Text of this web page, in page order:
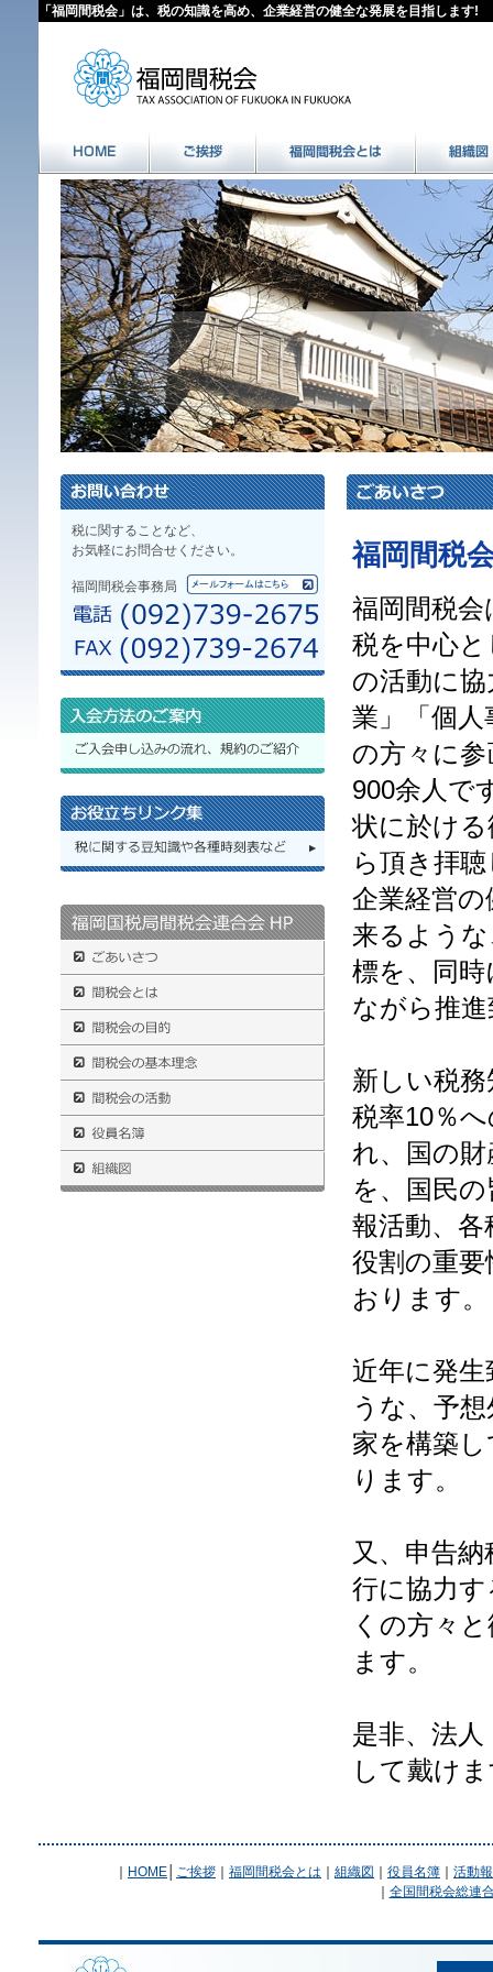
「福岡間税会」は、税の知識を高め、企業経営の健全な発展を目指します!
税に関することなど、
お気軽にお問合せください。
福岡間税会事務局
福岡間税
福岡間税
税を中心
の活動に
業」「個人
の方々に
900余人で
状に於け
ら頂き拝
企業経営
来るよう
標を、同
ながら推
新しい税
税率10％
れ、国の
を、国民
報活動、
役割の重
おります。
近年に発
うな、予
家を構築
ります。
又、申告
行に協力
くの方々
ます。
是非、法
して戴け
HOME ご挨拶 福岡間税会とは 組織図 役員名簿
活動
全国間税会総連